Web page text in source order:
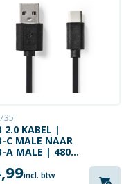
2.0 KABEL |
C MALE NAAR
A MALE | 480
incl. btw